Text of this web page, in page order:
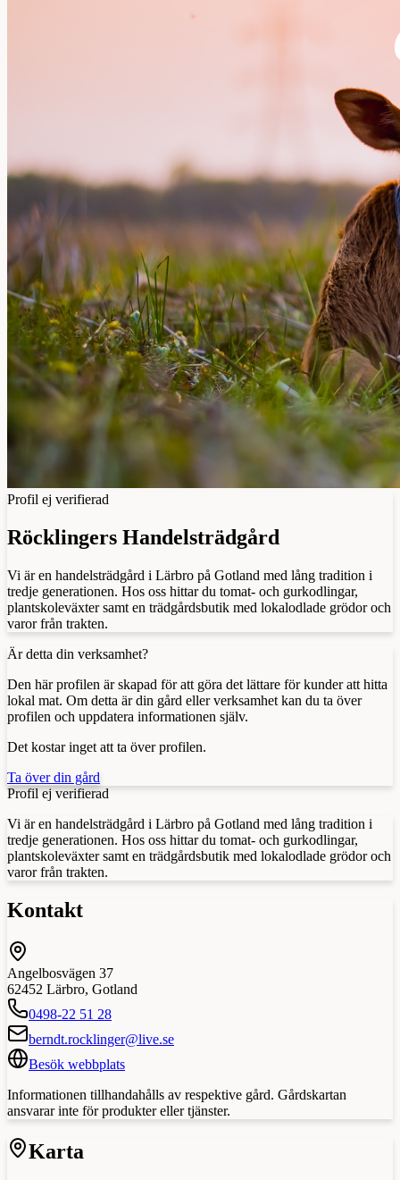
Profil ej verifierad
Röcklingers Handelsträdgård
Vi är en handelsträdgård i Lärbro på Gotland med lång tradition i
tredje generationen. Hos oss hittar du tomat- och gurkodlingar,
plantskoleväxter samt en trädgårdsbutik med lokalodlade grödor och
varor från trakten.
Är detta din verksamhet?
Den här profilen är skapad för att göra det lättare för kunder att hitta
lokal mat. Om detta är din gård eller verksamhet kan du ta över
profilen och uppdatera informationen själv.
Det kostar inget att ta över profilen.
Ta över din gård
Profil ej verifierad
Vi är en handelsträdgård i Lärbro på Gotland med lång tradition i
tredje generationen. Hos oss hittar du tomat- och gurkodlingar,
plantskoleväxter samt en trädgårdsbutik med lokalodlade grödor och
varor från trakten.
Kontakt
Angelbosvägen 37
62452 Lärbro, Gotland
0498-22 51 28
berndt.rocklinger@live.se
Besök webbplats
Informationen tillhandahålls av respektive gård. Gårdskartan
ansvarar inte för produkter eller tjänster.
Karta